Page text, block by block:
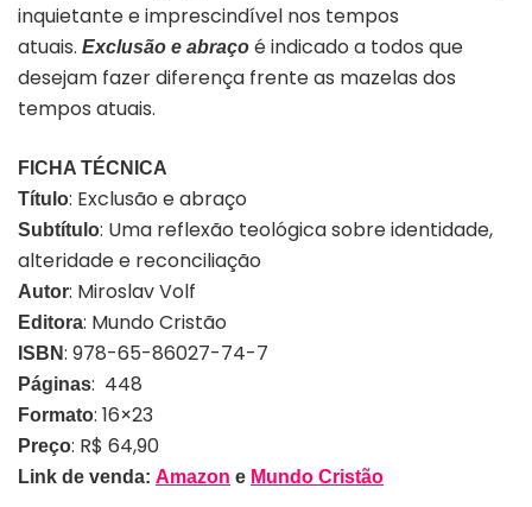
inquietante e imprescindível nos tempos
atuais. Exclusão e abraço é indicado a todos que
desejam fazer diferença frente as mazelas dos
tempos atuais.
FICHA TÉCNICA
Título: Exclusão e abraço
Subtítulo: Uma reflexão teológica sobre identidade,
alteridade e reconciliação
Autor: Miroslav Volf
Editora: Mundo Cristão
ISBN: 978-65-86027-74-7
Páginas: 448
Formato: 16×23
Preço: R$ 64,90
Link de venda: Amazon e Mundo Cristão